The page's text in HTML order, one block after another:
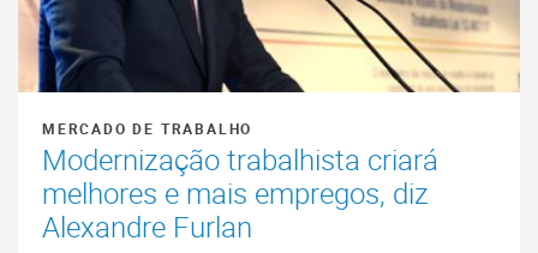
MERCADO DE TRABALHO
Modernização trabalhista criará
melhores e mais empregos, diz
Alexandre Furlan